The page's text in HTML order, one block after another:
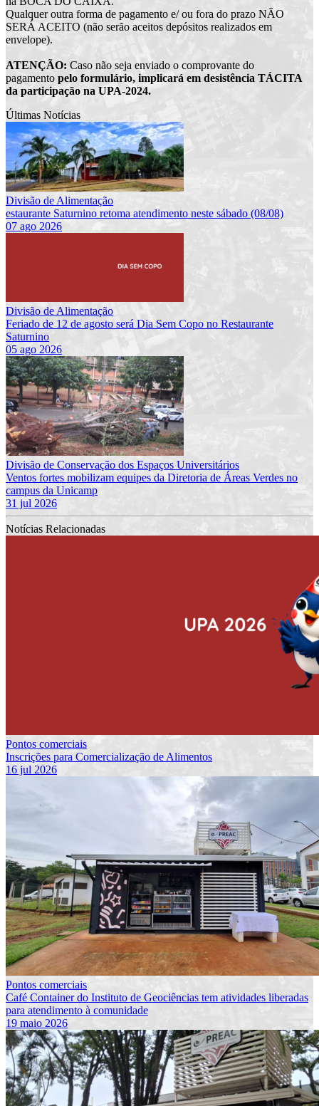
Qualquer outra forma de pagamento e/ ou fora do prazo NÃO
SERÁ ACEITO (não serão aceitos depósitos realizados em
envelope).
ATENÇÃO: Caso não seja enviado o comprovante do
pagamento pelo formulário, implicará em desistência TÁCITA
da participação na UPA-2024.
Últimas Notícias
Divisão de Alimentação
estaurante Saturnino retoma atendimento neste sábado (08/08)
07 ago 2026
Divisão de Alimentação
Feriado de 12 de agosto será Dia Sem Copo no Restaurante
Saturnino
05 ago 2026
Divisão de Conservação dos Espaços Universitários
Ventos fortes mobilizam equipes da Diretoria de Áreas Verdes no
campus da Unicamp
31 jul 2026
Notícias Relacionadas
Pontos comerciais
Inscrições para Comercialização de Alimentos
16 jul 2026
Pontos comerciais
Café Container do Instituto de Geociências tem atividades liberadas
para atendimento à comunidade
19 maio 2026